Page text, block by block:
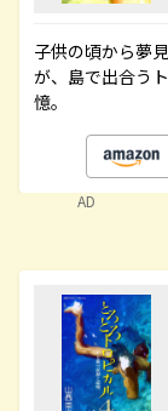
子供の頃から夢
が、島で出合う
憶。
AD